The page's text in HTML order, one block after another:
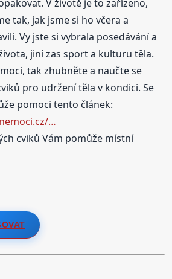
V životě je to zařízeno,
tak, jak jsme si ho včera a
Vy jste si vybrala posedávání a
jiní zas sport a kulturu těla.
tak zhubněte a naučte se
pro udržení těla v kondici. Se
pomoci tento článek:
…
cviků Vám pomůže místní